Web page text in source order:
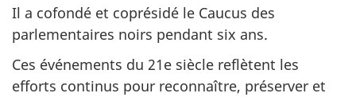
Il a cofondé et coprésidé le Caucus des
parlementaires noirs pendant six ans.
Ces événements du 21e siècle reflètent les
efforts continus pour reconnaître, préserver et